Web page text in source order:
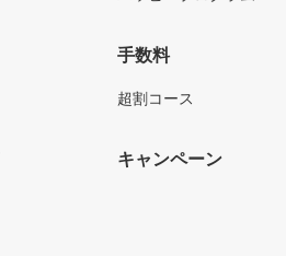
手数料
超割コース
キャンペーン